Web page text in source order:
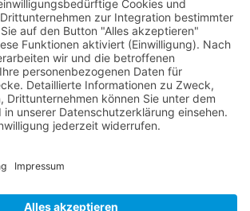
[eu_owb_order_withdrawal_button]